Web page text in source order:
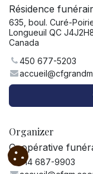
Résidence
635, boul. Curé-
Longueuil QC
Canada
450 677-5203
Organizer
Coopérative
514 687-9903